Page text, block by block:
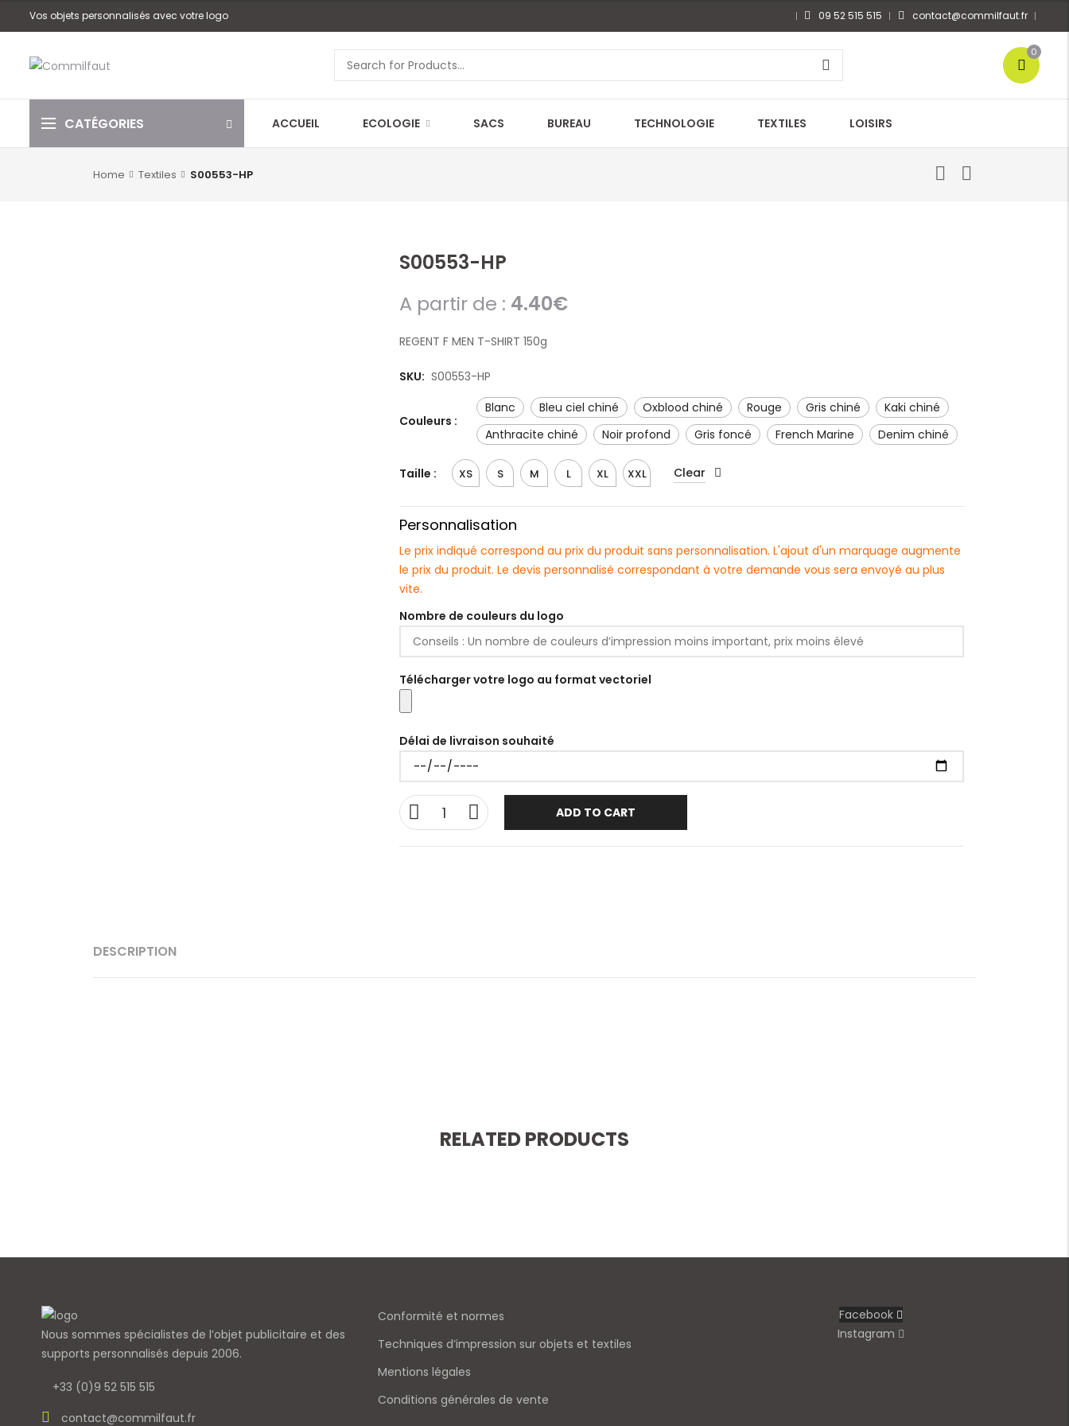
Vos objets personnalisés avec votre logo 09 52 515 515 contact@commilfaut.fr
0
CATÉGORIES ACCUEIL ECOLOGIE SACS BUREAU TECHNOLOGIE TEXTILES LOISIRS
Home Textiles S00553-HP
S00553-HP
A partir de : 4.40€
REGENT F MEN T-SHIRT 150g
SKU: S00553-HP
Couleurs :
Blanc bleu ciel chiné oxblood chiné Rouge gris chiné
kaki chiné
anthracite chiné
noir profond gris foncé French Marine denim chiné
Taille : XS S M L XL XXL Clear
Personnalisation
Le prix indiqué correspond au prix du produit sans personnalisation. L'ajout d'un marquage augmente
le prix du produit. Le devis personnalisé correspondant à votre demande vous sera envoyé au plus
vite.
Nombre de couleurs du logo
Télécharger votre logo au format vectoriel
Délai de livraison souhaité
ADD TO CART
DESCRIPTION
RELATED PRODUCTS
Nous sommes spécialistes de l’objet publicitaire et des
supports personnalisés depuis 2006.
+33 (0)9 52 515 515
contact@commilfaut.fr
Conformité et normes
Techniques d’impression sur objets et textiles
Mentions légales
Conditions générales de vente
Facebook
Instagram